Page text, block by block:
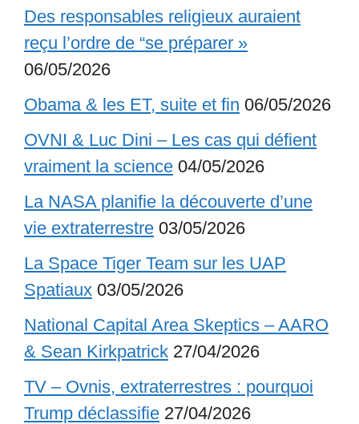
Des responsables religieux auraient
reçu l’ordre de “se préparer »
06/05/2026
Obama & les ET, suite et fin 06/05/2026
OVNI & Luc Dini – Les cas qui défient
vraiment la science 04/05/2026
La NASA planifie la découverte d’une
vie extraterrestre 03/05/2026
La Space Tiger Team sur les UAP
Spatiaux 03/05/2026
National Capital Area Skeptics – AARO
& Sean Kirkpatrick 27/04/2026
TV – Ovnis, extraterrestres : pourquoi
Trump déclassifie 27/04/2026